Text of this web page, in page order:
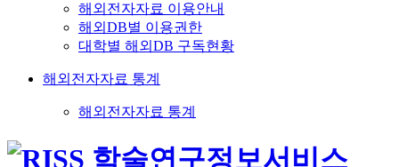
해외전자자료 이용안내
해외DB별 이용권한
대학별 해외DB 구독현황
해외전자자료 통계
해외전자자료 통계